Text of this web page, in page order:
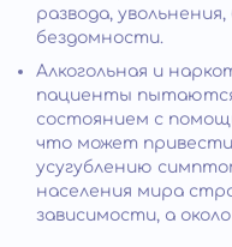
развода,
бездомности.
Алкогольная и
пациенты пытаются
состоянием с
что может
усугублению
населения мира
зависимости, а